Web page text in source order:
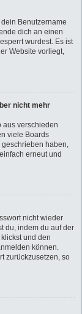
Benutzername
dich an einen
wurdest. Es ist
Website vorliegt,
nicht mehr
aus verschieden
viele Boards
haben,
erneut und
nicht wieder
du, indem du auf der
und den
können.
zurückzusetzen, so